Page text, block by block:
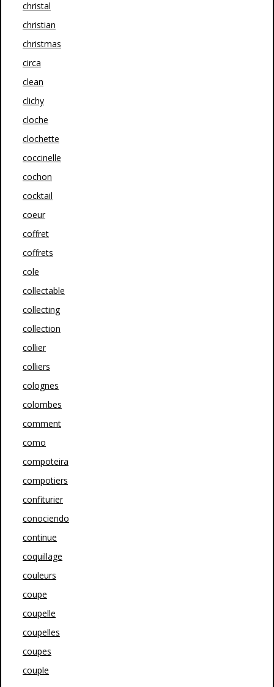
christal
christian
christmas
circa
clean
clichy
cloche
clochette
coccinelle
cochon
cocktail
coeur
coffret
coffrets
cole
collectable
collecting
collection
collier
colliers
colognes
colombes
comment
como
compoteira
compotiers
confiturier
conociendo
continue
coquillage
couleurs
coupe
coupelle
coupelles
coupes
couple